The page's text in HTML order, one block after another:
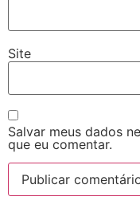
Site
Salvar meus dados
que eu comentar.